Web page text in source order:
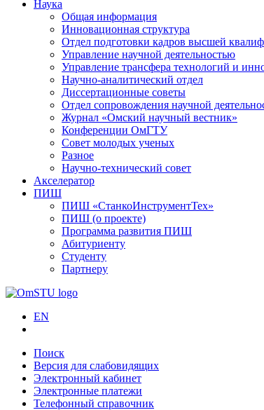
Наука
Общая информация
Инновационная структура
Отдел подготовки кадров высшей
Управление научной деятельностью
Управление трансфера технологий и
Научно-аналитический отдел
Диссертационные советы
Отдел сопровождения научной
Журнал «Омский научный вестник»
Конференции ОмГТУ
Совет молодых ученых
Разное
Научно-технический совет
Акселератор
ПИШ
ПИШ «СтанкоИнструментТех»
ПИШ (о проекте)
Программа развития ПИШ
Абитуриенту
Студенту
Партнеру
EN
Поиск
Версия для слабовидящих
Электронный кабинет
Электронные платежи
Телефонный справочник